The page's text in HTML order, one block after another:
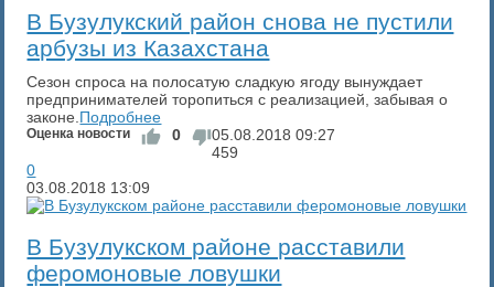
В Бузулукский район снова не пустили
арбузы из Казахстана
Сезон спроса на полосатую сладкую ягоду вынуждает
предпринимателей торопиться с реализацией, забывая о
законе.Подробнее
Оценка новости 0 05.08.2018 09:27
459
0
03.08.2018 13:09
В Бузулукском районе расставили
феромоновые ловушки